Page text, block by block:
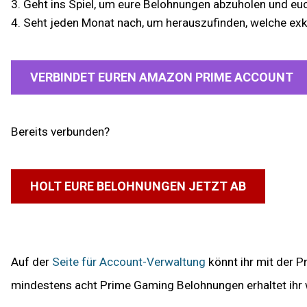
3. Geht ins Spiel, um eure Belohnungen abzuholen und
4. Seht jeden Monat nach, um herauszufinden, welche
VERBINDET EUREN AMAZON PRIME ACCOUNT
Bereits verbunden?
HOLT EURE BELOHNUNGEN JETZT AB
Auf der Seite für Account-Verwaltung könnt ihr mit der
mindestens acht Prime Gaming Belohnungen erhaltet